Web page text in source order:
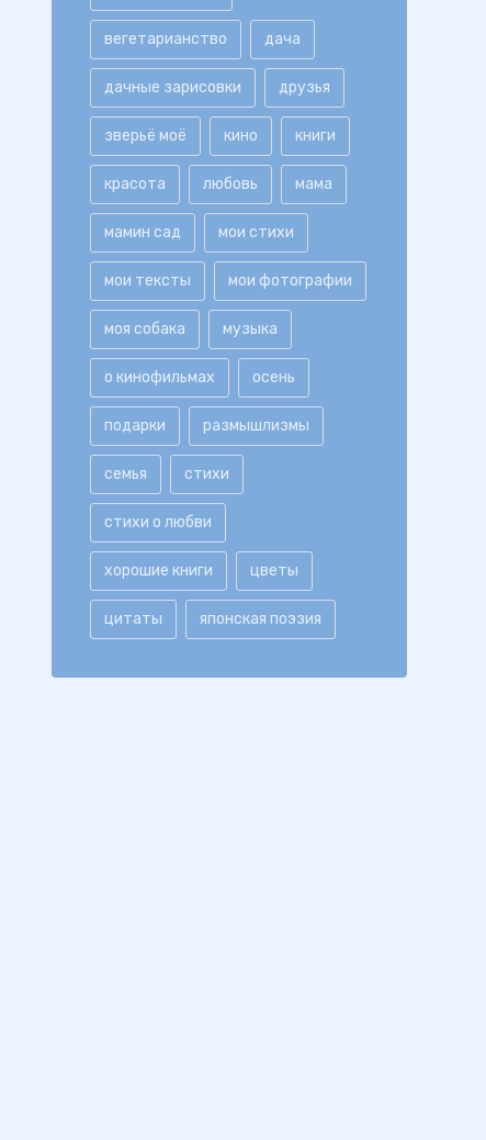
вегетарианство дача
дачные зарисовки друзья
зверьё моё кино книги
красота любовь мама
мамин сад мои стихи
мои тексты мои фотографии
моя собака музыка
о кинофильмах осень
подарки размышлизмы
семья стихи
стихи о любви
хорошие книги цветы
цитаты японская поэзия